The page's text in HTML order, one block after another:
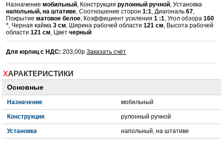
Назначениемобильный, Конструкциярулонный ручной, Установка
напольный, на штативе, Соотношение сторон1:1, Диагональ67,
Покрытиематовое белое, Коэффициент усиления1 :1, Угол обзора160
°, Черная кайма3 см, Ширина рабочей области121 см, Высота рабочей
области121 см, Цветчерный
Для юрлиц с НДС: 203,00рЗаказать счёт
ХАРАКТЕРИСТИКИ
Основные
Назначение мобильный
Конструкция рулонный ручной
Установка напольный, на штативе